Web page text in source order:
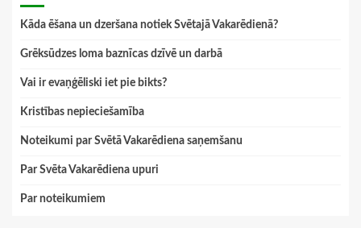
Kāda ēšana un dzeršana notiek Svētajā Vakarēdienā?
Grēksūdzes loma baznīcas dzīvē un darbā
Vai ir evaņģēliski iet pie bikts?
Kristības nepieciešamība
Noteikumi par Svētā Vakarēdiena saņemšanu
Par Svēta Vakarēdiena upuri
Par noteikumiem